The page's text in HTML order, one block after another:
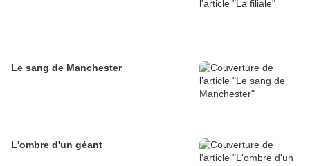
Le sang de Manchester
L'ombre d'un géant